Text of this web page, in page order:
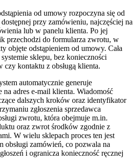
od umowy rozpoczyna się od
przy zamówieniu, najczęściej na
lub w panelu klienta. Po jej
przechodzi do formularza zwrotu, w
objęte odstąpieniem od umowy. Cała
sklepu, bez konieczności
kontaktu z obsługą klienta.
automatycznie generuje
na adres e-mail klienta. Wiadomość
dalszych kroków oraz identyfikator
zgłoszenia sprzedawca
zwrotu, która obejmuje m.in.
oraz zwrot środków zgodnie z
W wielu sklepach proces ten jest
obsługi zamówień, co pozwala na
i ogranicza konieczność ręcznej